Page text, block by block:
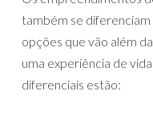
também se
opções que vão além
uma experiência de
diferenciais estão: